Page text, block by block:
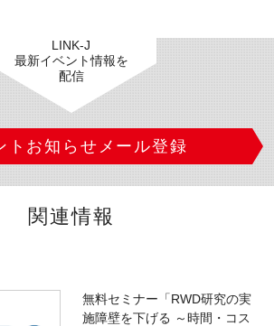
LINK-J
最新イベント情報を
配信
トお知らせメール登録
関連情報
無料セミナー「RWD研究の実
施障壁を下げる ～時間・コス